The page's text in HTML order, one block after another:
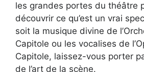
les grandes portes du théâtre
découvrir ce qu’est un vrai
soit la musique divine de
Capitole ou les vocalises de
Capitole, laissez-vous porter
de l’art de la scène.